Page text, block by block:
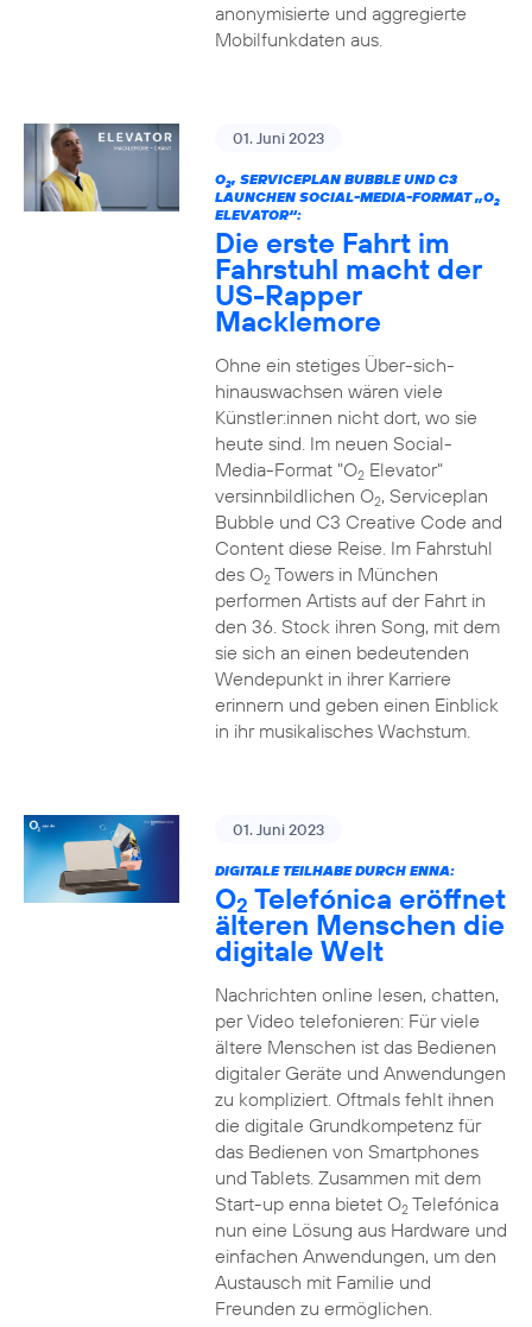
anonymisierte und aggregierte
Mobilfunkdaten aus.
01. Juni 2023
O2, SERVICEPLAN BUBBLE UND C3
LAUNCHEN SOCIAL-MEDIA-FORMAT „O2
ELEVATOR“:
Die erste Fahrt im
Fahrstuhl macht der
US-Rapper
Macklemore
Ohne ein stetiges Über-sich-
hinauswachsen wären viele
Künstler:innen nicht dort, wo sie
heute sind. Im neuen Social-
Media-Format "O2Elevator"
versinnbildlichen O2, Serviceplan
Bubble und C3 Creative Code and
Content diese Reise. Im Fahrstuhl
des O2Towers in München
performen Artists auf der Fahrt in
den 36. Stock ihren Song, mit dem
sie sich an einen bedeutenden
Wendepunkt in ihrer Karriere
erinnern und geben einen Einblick
in ihr musikalisches Wachstum.
01. Juni 2023
DIGITALE TEILHABE DURCH ENNA:
O2 Telefónica eröffnet
älteren Menschen die
digitale Welt
Nachrichten online lesen, chatten,
per Video telefonieren: Für viele
ältere Menschen ist das Bedienen
digitaler Geräte und Anwendungen
zu kompliziert. Oftmals fehlt ihnen
die digitale Grundkompetenz für
das Bedienen von Smartphones
und Tablets. Zusammen mit dem
Start-up enna bietet O2Telefónica
nun eine Lösung aus Hardware und
einfachen Anwendungen, um den
Austausch mit Familie und
Freunden zu ermöglichen.